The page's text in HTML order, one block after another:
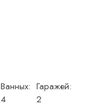
Ванных:
4
Гаражей:
2